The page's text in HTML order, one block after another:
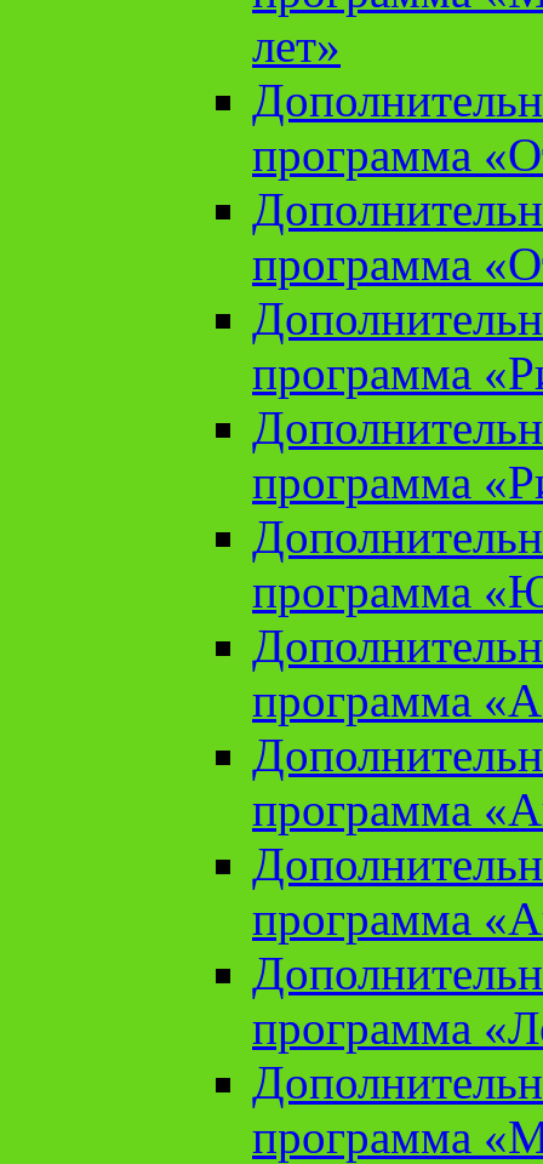
лет»
программа
программа
программа
программа
программа
программа
программа
программа
программа
программа